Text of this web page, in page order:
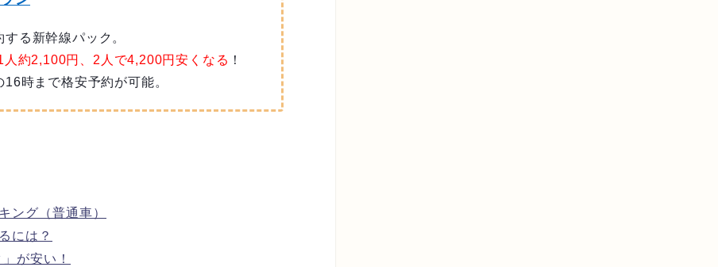
る新幹線パック。
人約2,100円、2人で4,200円安くなる ！
時まで格安予約が可能。
ング（普通車）
には？
が安い！